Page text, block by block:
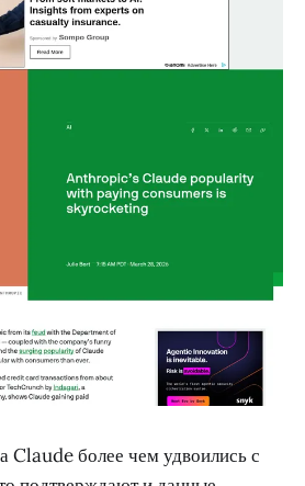
Claude более чем удвоились с